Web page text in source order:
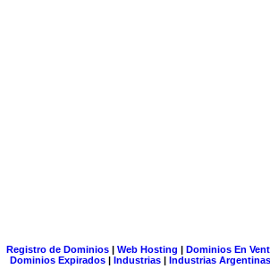
Registro de Dominios| Web Hosting | Dominios En
Dominios Expirados | Industrias | Industrias Argentinas